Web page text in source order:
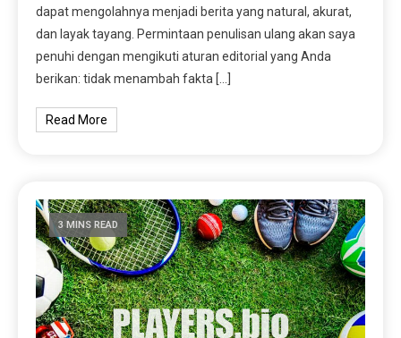
dapat mengolahnya menjadi berita yang natural, akurat,
dan layak tayang. Permintaan penulisan ulang akan saya
penuhi dengan mengikuti aturan editorial yang Anda
berikan: tidak menambah fakta […]
Read More
3 MINS READ